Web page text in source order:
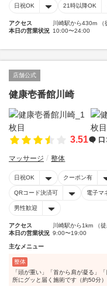
日祝OK 21時以降OK
アクセス
川崎駅から430m （
本日の営業状況 10:00〜24:00
店舗公式
健康壱番館川崎
3.51 口
マッサージ 整体
日祝OK クーポン有
QRコード決済可 電子マ
男性歓迎
アクセス
川崎駅から1km （徒
本日の営業状況 9:00〜19:00
主なメニュー
整体
「頭が重い」「首から肩が凝る」
所にグッと届く施術です（約50分）